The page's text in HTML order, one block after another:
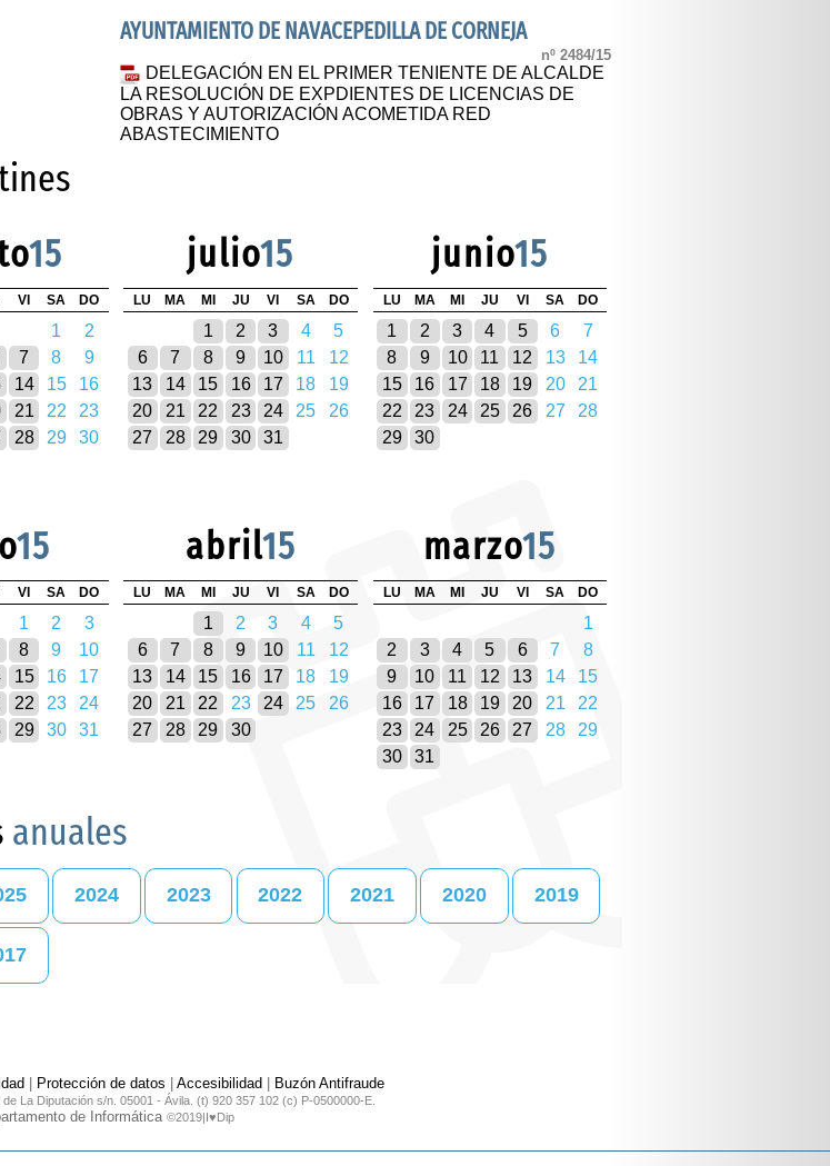
AYUNTAMIENTO DE NAVACEPEDILLA DE CORNEJA
nº 2484/15
DELEGACIÓN EN EL PRIMER TENIENTE DE ALCALDE
LA RESOLUCIÓN DE EXPDIENTES DE LICENCIAS DE
OBRAS Y AUTORIZACIÓN ACOMETIDA RED
ABASTECIMIENTO
15
VI SA DO
1
2
7 8
9
14 15
16
21 22
23
28 29
30
julio15
LU MA MI JU VI SA DO
1 2 3 4
5
6
7 8 9 10 11
12
13
14 15 16 17 18
19
20
21 22 23 24 25
26
27
28 29 30 31
junio15
LU MA MI JU VI SA DO
1 2 3 4 5 6
7
8
9 10 11 12 13
14
15
16 17 18 19 20
21
22
23 24 25 26 27
28
29
30
15
VI SA DO
1 2
3
8 9
10
15 16
17
22 23
24
29 30 31
abril15
LU MA MI JU VI SA DO
1 2 3 4
5
6
7 8 9 10 11
12
13
14 15 16 17 18
19
20
21 22 23 24 25
26
27
28 29 30
marzo15
LU MA MI JU VI SA DO
1
2
3 4 5 6 7
8
9
10 11 12 13 14
15
16
17 18 19 20 21
22
23
24 25 26 27 28
29
30
31
anuales
2024 2023 2022 2021 2020 2019
Protección de datos Accesibilidad Buzón Antifraude
La Diputación s/n. 05001 - Ávila. (t) 920 357 102 (c) P-0500000-E.
de Informática ©2019|I♥Dip